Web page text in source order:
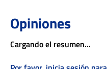
Cargando el resumen…